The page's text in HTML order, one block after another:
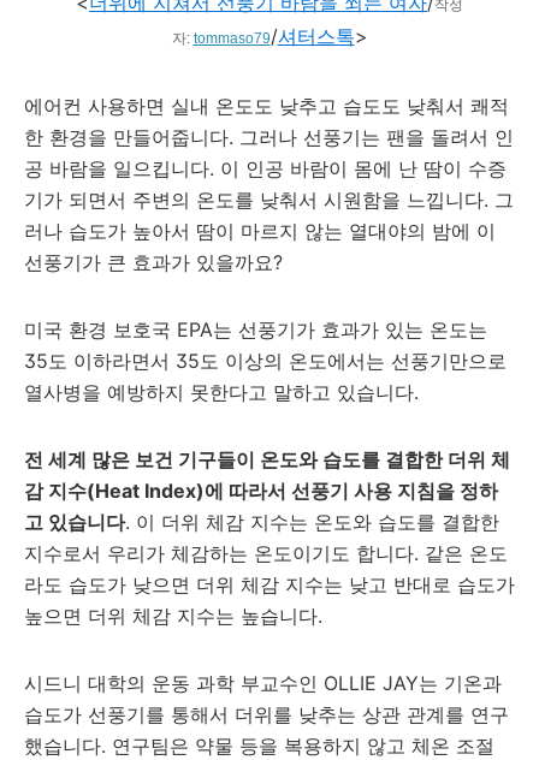
작성
자: tommaso79/셔터스톡>
에어컨 사용하면 실내 온도도 낮추고 습도도 낮춰서 쾌적
한 환경을 만들어줍니다. 그러나 선풍기는 팬을 돌려서 인
공 바람을 일으킵니다. 이 인공 바람이 몸에 난 땀이 수증
기가 되면서 주변의 온도를 낮춰서 시원함을 느낍니다. 그
러나 습도가 높아서 땀이 마르지 않는 열대야의 밤에 이
선풍기가 큰 효과가 있을까요?
미국 환경 보호국 EPA는 선풍기가 효과가 있는 온도는
35도 이하라면서 35도 이상의 온도에서는 선풍기만으로
열사병을 예방하지 못한다고 말하고 있습니다.
전 세계 많은 보건 기구들이 온도와 습도를 결합한 더위 체
감 지수(Heat Index)에 따라서 선풍기 사용 지침을 정하
고 있습니다. 이 더위 체감 지수는 온도와 습도를 결합한
지수로서 우리가 체감하는 온도이기도 합니다. 같은 온도
라도 습도가 낮으면 더위 체감 지수는 낮고 반대로 습도가
높으면 더위 체감 지수는 높습니다.
시드니 대학의 운동 과학 부교수인 OLLIE JAY는 기온과
습도가 선풍기를 통해서 더위를 낮추는 상관 관계를 연구
했습니다. 연구팀은 약물 등을 복용하지 않고 체온 조절